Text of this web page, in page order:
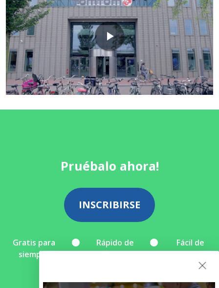
Play
Video
Pruébalo ahora!
INSCRIBIRSE
Gratis para
siempre
Rápido de
instalar
Fácil de
cancelar